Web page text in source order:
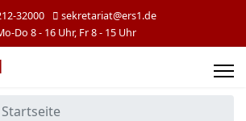
32000
sekretariat@ers1.de
Do 8 - 16 Uhr, Fr 8 - 15 Uhr
Startseite